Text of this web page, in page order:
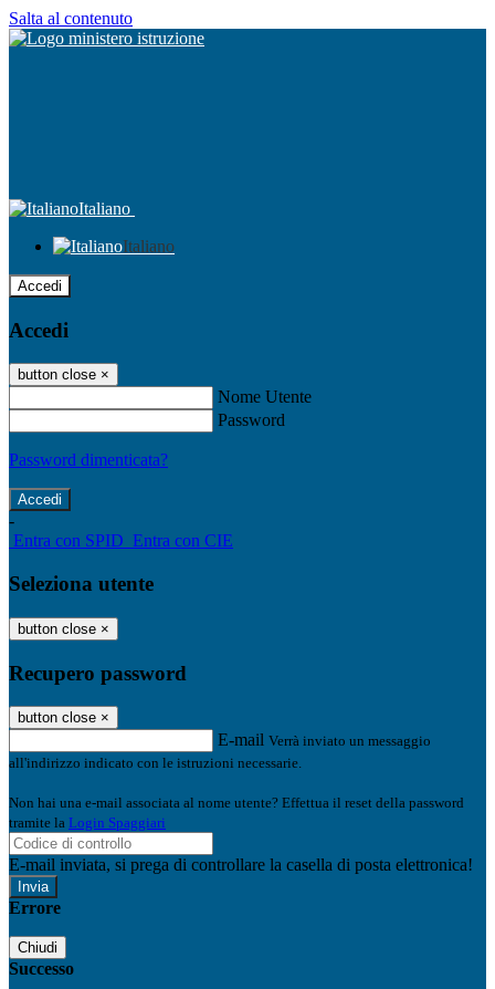
Salta al contenuto
Italiano
Italiano
Accedi
Accedi
button close ×
Nome Utente
Password
Password dimenticata?
-
Entra con SPID Entra con CIE
Seleziona utente
button close ×
Recupero password
button close ×
E-mail Verrà inviato un messaggio
all'indirizzo indicato con le istruzioni necessarie.
Non hai una e-mail associata al nome utente? Effettua il reset della password
tramite la Login Spaggiari
E-mail inviata, si prega di controllare la casella di posta elettronica!
Errore
Chiudi
Successo